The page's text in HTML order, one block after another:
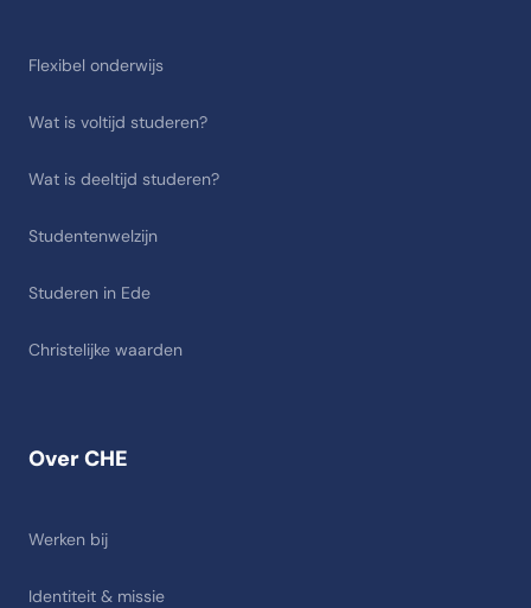
Over CHE
Werken bij
Identiteit & missie
Flexibel onderwijs
Wat is voltijd studeren?
Wat is deeltijd studeren?
Studentenwelzijn
Studeren in Ede
Christelijke waarden